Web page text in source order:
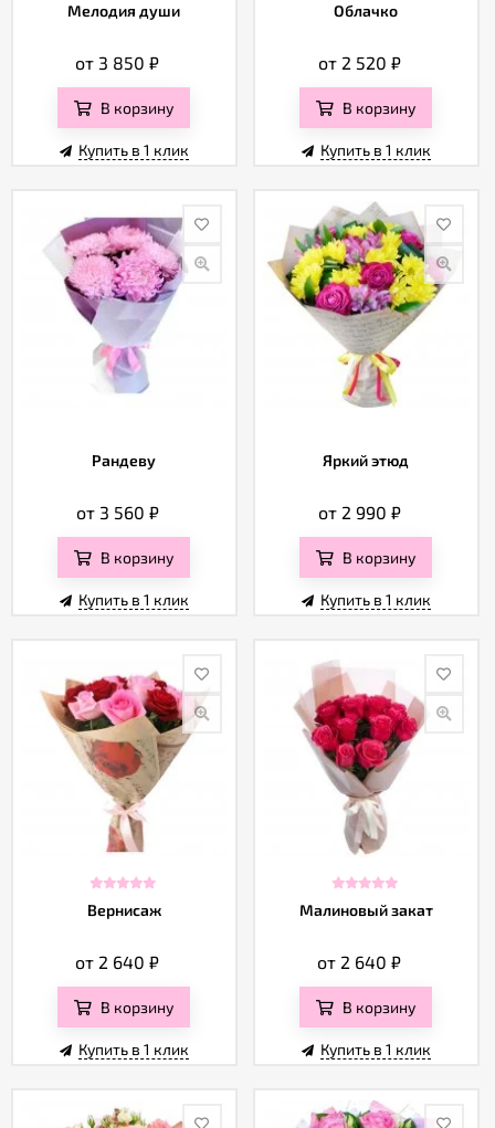
Мелодия души
от 3 850₽
В корзину
Купить в 1 клик
Облачко
от 2 520 ₽
В корзину
Купить в 1 клик
Рандеву
от 3 560 ₽
В корзину
Купить в 1 клик
Яркий этюд
от 2 990 ₽
В корзину
Купить в 1 клик
Вернисаж
от 2 640₽
В корзину
Купить в 1 клик
Малиновый закат
от 2 640₽
В корзину
Купить в 1 клик